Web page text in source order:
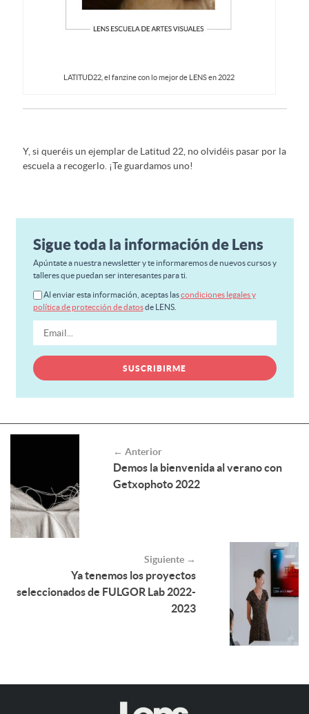
LATITUD22, el fanzine con lo mejor de LENS en 2022
Y, si queréis un ejemplar de Latitud 22, no olvidéis pasar por la
escuela a recogerlo. ¡Te guardamos uno!
Sigue toda la información de Lens
Apúntate a nuestra newsletter y te informaremos de nuevos cursos y
talleres que puedan ser interesantes para ti.
Al enviar esta información, aceptas lascondiciones legales y
política de protección de datosde LENS.
← Anterior
Demos la bienvenida al verano con
Getxophoto 2022
Siguiente →
Ya tenemos los proyectos
seleccionados de FULGOR Lab 2022-
2023